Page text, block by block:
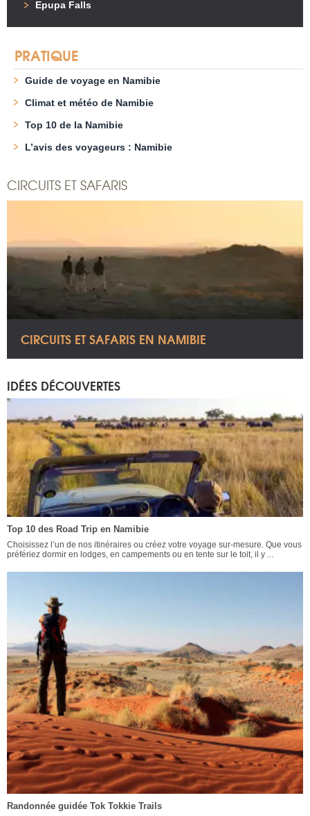
Epupa Falls
PRATIQUE
Guide de voyage en Namibie
Climat et météo de Namibie
Top 10 de la Namibie
L’avis des voyageurs : Namibie
CIRCUITS ET SAFARIS
CIRCUITS ET SAFARIS EN NAMIBIE
IDÉES DÉCOUVERTES
Top 10 des Road Trip en Namibie
Choisissez l’un de nos itinéraires ou créez votre voyage sur-mesure. Que vous
préfériez dormir en lodges, en campements ou en tente sur le toit, il y ...
Randonnée guidée Tok Tokkie Trails